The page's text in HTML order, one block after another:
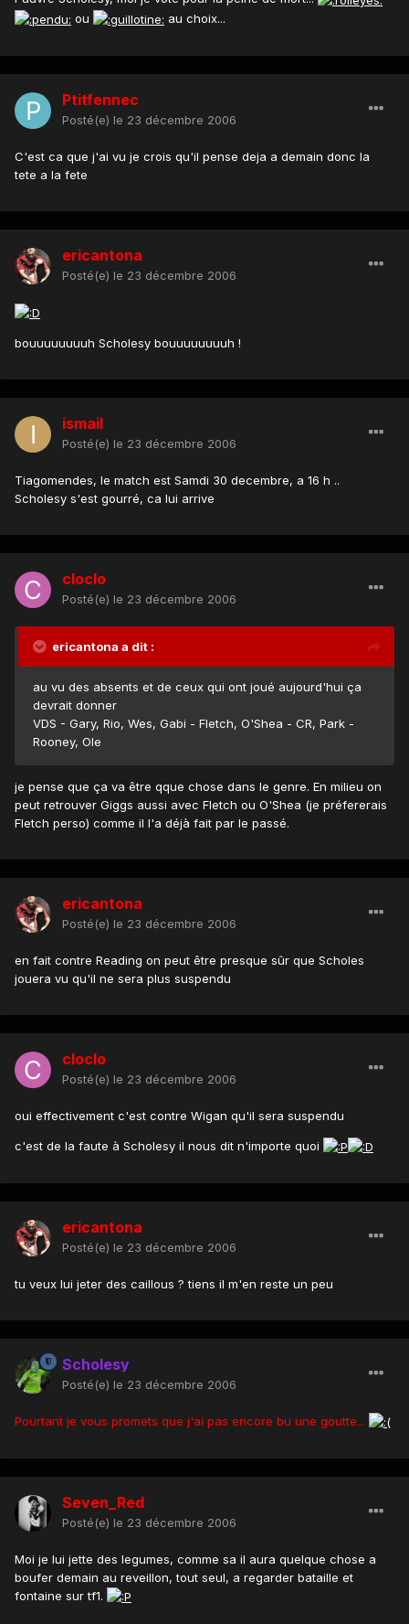
ou
au choix...
Ptitfennec
Posté(e) le 23 décembre 2006
C'est ca que j'ai vu je crois qu'il pense deja a demain donc la
tete a la fete
ericantona
Posté(e) le 23 décembre 2006
bouuuuuuuuh Scholesy bouuuuuuuuh !
ismail
Posté(e) le 23 décembre 2006
Tiagomendes, le match est Samdi 30 decembre, a 16 h ..
Scholesy s'est gourré, ca lui arrive
cloclo
Posté(e) le 23 décembre 2006
ericantona a dit :
au vu des absents et de ceux qui ont joué aujourd'hui ça
devrait donner
VDS - Gary, Rio, Wes, Gabi - Fletch, O'Shea - CR, Park -
Rooney, Ole
je pense que ça va être qque chose dans le genre. En milieu on
peut retrouver Giggs aussi avec Fletch ou O'Shea (je préfererais
Fletch perso) comme il l'a déjà fait par le passé.
ericantona
Posté(e) le 23 décembre 2006
en fait contre Reading on peut être presque sûr que Scholes
jouera vu qu'il ne sera plus suspendu
cloclo
Posté(e) le 23 décembre 2006
oui effectivement c'est contre Wigan qu'il sera suspendu
c'est de la faute à Scholesy il nous dit n'importe quoi
ericantona
Posté(e) le 23 décembre 2006
tu veux lui jeter des caillous ? tiens il m'en reste un peu
Scholesy
Posté(e) le 23 décembre 2006
Pourtant je vous promets que j'ai pas encore bu une goutte...
Seven_Red
Posté(e) le 23 décembre 2006
Moi je lui jette des legumes, comme sa il aura quelque chose a
boufer demain au reveillon, tout seul, a regarder bataille et
fontaine sur tf1.